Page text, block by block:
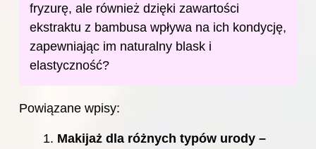
fryzurę, ale również dzięki zawartości
ekstraktu z bambusa wpływa na ich kondycję,
zapewniając im naturalny blask i
elastyczność?
Powiązane wpisy:
Makijaż dla różnych typów urody –